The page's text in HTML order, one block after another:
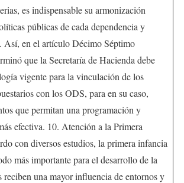
es indispensable su armonización
públicas de cada dependencia y
Así, en el artículo Décimo Séptimo
que la Secretaría de Hacienda debe
vigente para la vinculación de los
con los ODS, para en su caso,
que permitan una programación y
efectiva. 10. Atención a la Primera
con diversos estudios, la primera infancia
más importante para el desarrollo de la
reciben una mayor influencia de entornos y